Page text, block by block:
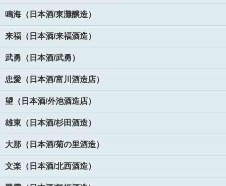
鳴海（日本酒/東灘醸造）
来福（日本酒/来福酒造）
武勇（日本酒/武勇）
忠愛（日本酒/富川酒造店）
望（日本酒/外池酒造店）
雄東（日本酒/杉田酒造）
大那（日本酒/菊の里酒造）
文楽（日本酒/北西酒造）